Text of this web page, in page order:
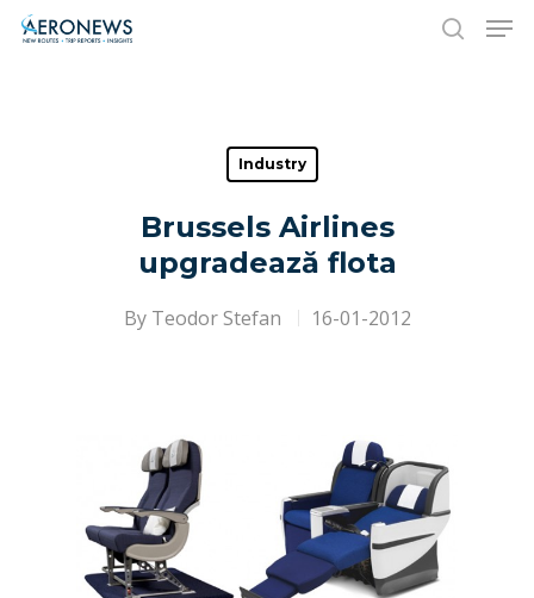
Hit enter to search or ESC to close
Industry
Brussels Airlines
upgradează flota
By Teodor Stefan 16-01-2012